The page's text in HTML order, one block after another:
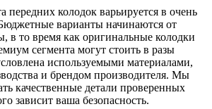
передних колодок варьируется в очень
варианты начинаются от
в то время как оригинальные колодки
сегмента могут стоить в разы
используемыми материалами,
и брендом производителя. Мы
качественные детали проверенных
зависит ваша безопасность.